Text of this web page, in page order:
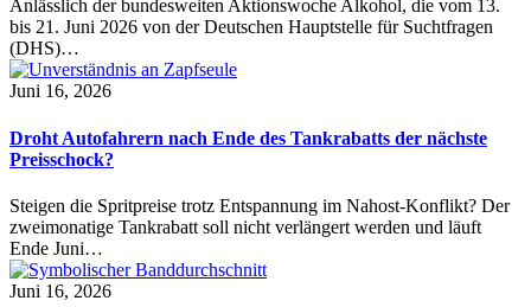
Anlässlich der bundesweiten Aktionswoche Alkohol, die vom 13.
bis 21. Juni 2026 von der Deutschen Hauptstelle für Suchtfragen
(DHS)…
Juni 16, 2026
Droht Autofahrern nach Ende des Tankrabatts der nächste
Preisschock?
Steigen die Spritpreise trotz Entspannung im Nahost-Konflikt? Der
zweimonatige Tankrabatt soll nicht verlängert werden und läuft
Ende Juni…
Juni 16, 2026